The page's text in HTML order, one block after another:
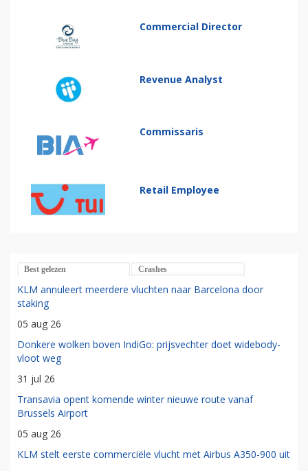
Commercial Director
Revenue Analyst
Commissaris
Retail Employee
Best gelezen Crashes
KLM annuleert meerdere vluchten naar Barcelona door
staking
05 aug 26
Donkere wolken boven IndiGo: prijsvechter doet widebody-
vloot weg
31 jul 26
Transavia opent komende winter nieuwe route vanaf
Brussels Airport
05 aug 26
KLM stelt eerste commerciële vlucht met Airbus A350-900 uit